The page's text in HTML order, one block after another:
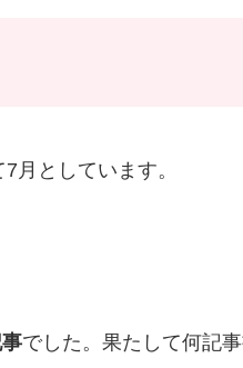
月としています。
でした。果たして何記